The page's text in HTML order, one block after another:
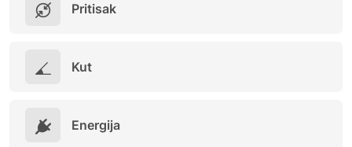
Pritisak
Kut
Energija